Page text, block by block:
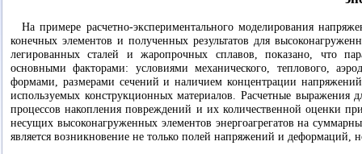
На примере расчетно-экспериментального моделирования
конечных элементов и полученных результатов для
легированных сталей и жаропрочных сплавов, показано, что
основными факторами: условиями механического, теплового,
формами, размерами сечений и наличием концентрации
используемых конструкционных материалов. Расчетные
процессов накопления повреждений и их количественной оценки
несущих высоконагруженных элементов энергоагрегатов на
является возникновение не только полей напряжений и